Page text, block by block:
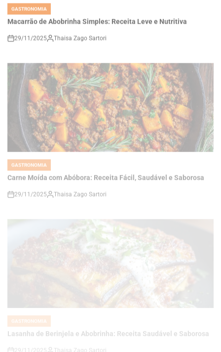
on
29/11/2025
POSTED
GASTRONOMIA
Carne Moída com Abóbora: Receita Fácil, Saudável e Saborosa
on
29/11/2025
Lasanha de Berinjela e Abobrinha: Receita Saudável e Saborosa
29/11/2025 Thaisa Zago Sartori